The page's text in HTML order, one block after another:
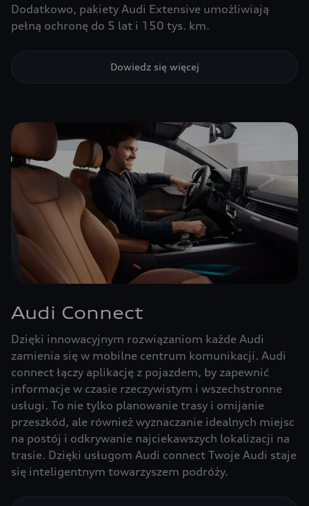
Dodatkowo, pakiety Audi Extensive umożliwiają
pełną ochronę do 5 lat i 150 tys. km.
Dowiedz się więcej
Audi Connect
Dzięki innowacyjnym rozwiązaniom każde Audi
zamienia się w mobilne centrum komunikacji. Audi
connect łączy aplikację z pojazdem, by zapewnić
informacje w czasie rzeczywistym i wszechstronne
usługi. To nie tylko planowanie trasy i omijanie
przeszkód, ale również wyznaczanie idealnych miejsc
na postój i odkrywanie najciekawszych lokalizacji na
trasie. Dzięki usługom Audi connect Twoje Audi staje
się inteligentnym towarzyszem podróży.